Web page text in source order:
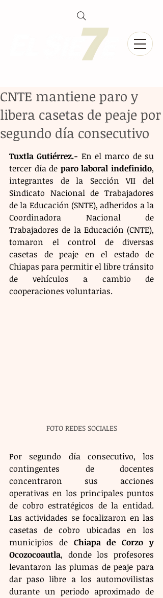
CNTE mantiene paro y
libera casetas de peaje por
segundo día consecutivo
Tuxtla Gutiérrez.- En el marco de su
tercer día de paro laboral indefinido,
integrantes de la Sección VII del
Sindicato Nacional de Trabajadores
de la Educación (SNTE), adheridos a la
Coordinadora Nacional de
Trabajadores de la Educación (CNTE),
tomaron el control de diversas
casetas de peaje en el estado de
Chiapas para permitir el libre tránsito
de vehículos a cambio de
cooperaciones voluntarias.
FOTO REDES SOCIALES
Por segundo día consecutivo, los
contingentes de docentes
concentraron sus acciones
operativas en los principales puntos
de cobro estratégicos de la entidad.
Las actividades se focalizaron en las
casetas de cobro ubicadas en los
municipios de Chiapa de Corzo y
Ocozocoautla, donde los profesores
levantaron las plumas de peaje para
dar paso libre a los automovilistas
durante un periodo aproximado de